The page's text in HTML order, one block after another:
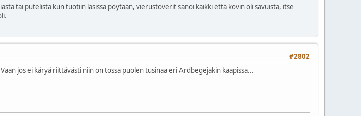
tai putelista kun tuotiin lasissa pöytään, vierustoverit sanoi kaikki että kovin oli savuista, itse
#2802
jos ei käryä riittävästi niin on tossa puolen tusinaa eri Ardbegejakin kaapissa...